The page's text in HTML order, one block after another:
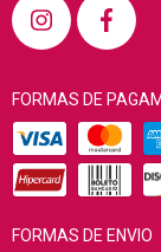
FORMAS DE
FORMAS DE ENVIO